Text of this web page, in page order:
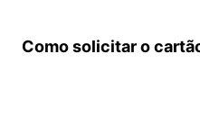
Como solicitar o